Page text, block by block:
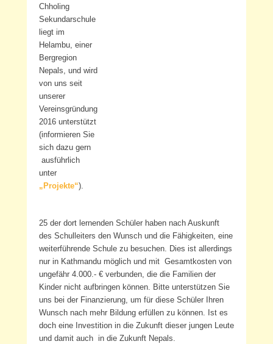
Chholing
Sekundarschule
liegt im
Helambu, einer
Bergregion
Nepals, und wird
von uns seit
unserer
Vereinsgründung
2016 unterstützt
(informieren Sie
sich dazu gern
ausführlich
unter
„Projekte“).
25 der dort lernenden Schüler haben nach Auskunft
des Schulleiters den Wunsch und die Fähigkeiten, eine
weiterführende Schule zu besuchen. Dies ist allerdings
nur in Kathmandu möglich und mit Gesamtkosten von
ungefähr 4.000.- € verbunden, die die Familien der
Kinder nicht aufbringen können. Bitte unterstützen Sie
uns bei der Finanzierung, um für diese Schüler Ihren
Wunsch nach mehr Bildung erfüllen zu können. Ist es
doch eine Investition in die Zukunft dieser jungen Leute
und damit auch in die Zukunft Nepals.